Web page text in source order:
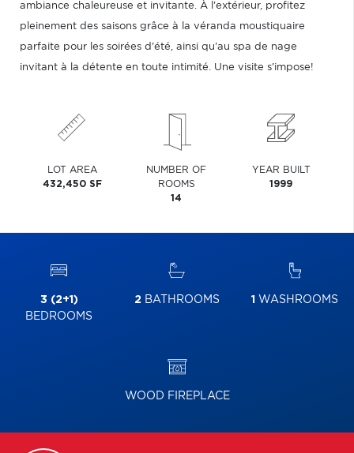
ambiance chaleureuse et invitante. À l'extérieur, profitez
pleinement des saisons grâce à la véranda moustiquaire
parfaite pour les soirées d'été, ainsi qu'au spa de nage
invitant à la détente en toute intimité. Une visite s'impose!
LOT AREA
432,450 SF
NUMBER OF
ROOMS
14
YEAR BUILT
1999
3 (2+1)
BEDROOMS
2BATHROOMS 1 WASHROOMS
WOOD FIREPLACE